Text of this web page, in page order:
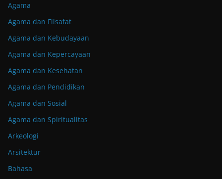
Agama
Agama dan Filsafat
Agama dan Kebudayaan
Agama dan Kepercayaan
Agama dan Kesehatan
Agama dan Pendidikan
Agama dan Sosial
Agama dan Spiritualitas
Arkeologi
Arsitektur
Bahasa